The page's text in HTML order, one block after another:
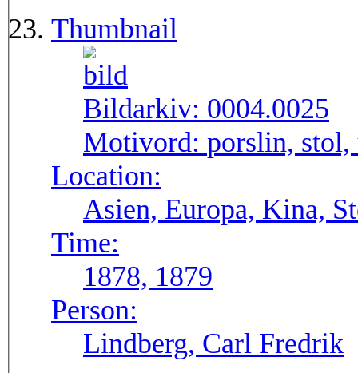
Thumbnail
Bildarkiv: 0004.0025
Motivord: porslin,
Location:
Asien, Europa, Kina,
Time:
1878, 1879
Person:
Lindberg, Carl Fredrik